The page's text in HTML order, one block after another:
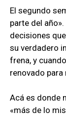
El segundo
parte del
decisiones
su verdadero
frena, y
renovado
Acá es donde
«más de lo